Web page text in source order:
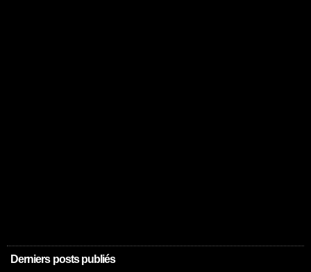
Derniers posts publiés